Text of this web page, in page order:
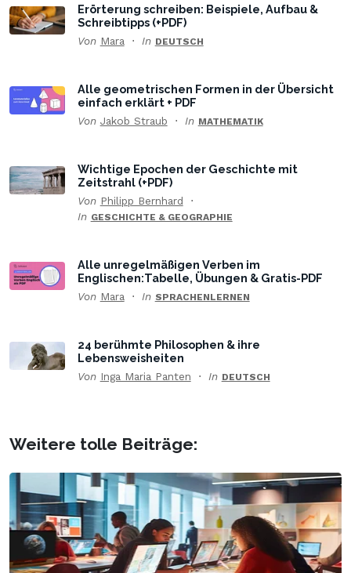
Erörterung schreiben: Beispiele, Aufbau &
Schreibtipps (+PDF)
Von Mara In DEUTSCH
Alle geometrischen Formen in der Übersicht
einfach erklärt + PDF
Von Jakob Straub In MATHEMATIK
Wichtige Epochen der Geschichte mit
Zeitstrahl (+PDF)
Von Philipp Bernhard
In GESCHICHTE & GEOGRAPHIE
Alle unregelmäßigen Verben im
Englischen:Tabelle, Übungen & Gratis-PDF
Von Mara In SPRACHENLERNEN
24 berühmte Philosophen & ihre
Lebensweisheiten
Von Inga Maria Panten In DEUTSCH
Weitere tolle Beiträge: